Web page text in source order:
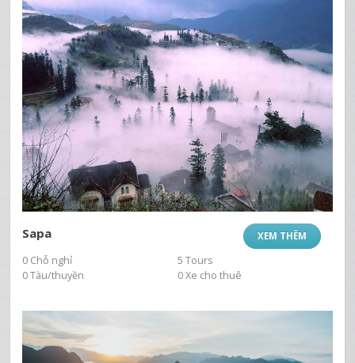
XEM THÊM
Sapa
0 Chỗ nghỉ
5 Tours
0 Tàu/thuyền
0 Xe cho thuê